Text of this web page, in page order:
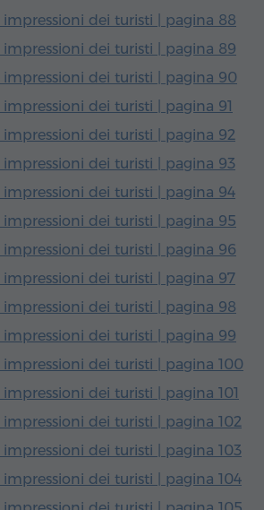
impressioni dei turisti | pagina 88
impressioni dei turisti | pagina 89
impressioni dei turisti | pagina 90
impressioni dei turisti | pagina 91
impressioni dei turisti | pagina 92
impressioni dei turisti | pagina 93
impressioni dei turisti | pagina 94
impressioni dei turisti | pagina 95
impressioni dei turisti | pagina 96
impressioni dei turisti | pagina 97
impressioni dei turisti | pagina 98
impressioni dei turisti | pagina 99
impressioni dei turisti | pagina 100
dei turisti | pagina 101
impressioni dei turisti | pagina 102
impressioni dei turisti | pagina 103
impressioni dei turisti | pagina 104